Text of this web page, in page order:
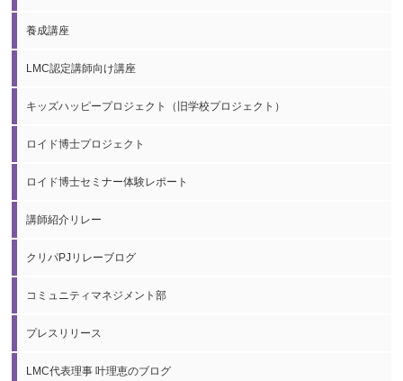
養成講座
LMC認定講師向け講座
キッズハッピープロジェクト（旧学校プロジェクト）
ロイド博士プロジェクト
ロイド博士セミナー体験レポート
講師紹介リレー
クリパPJリレーブログ
コミュニティマネジメント部
プレスリリース
LMC代表理事 叶理恵のブログ